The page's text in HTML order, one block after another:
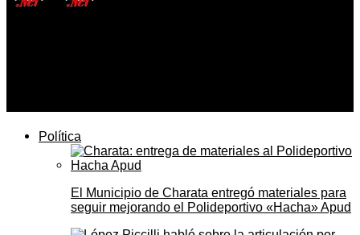
Política
El Municipio de Charata entregó materiales para
seguir mejorando el Polideportivo «Hacha» Apud